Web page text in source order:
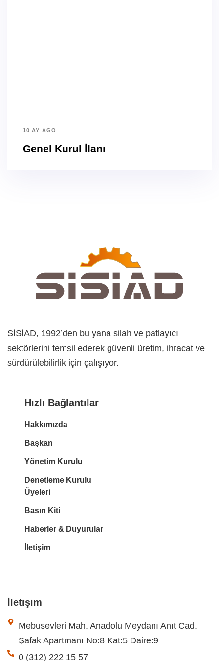
10 AY AGO
Genel Kurul İlanı
SİSİAD, 1992’den bu yana silah ve patlayıcı
sektörlerini temsil ederek güvenli üretim, ihracat ve
sürdürülebilirlik için çalışıyor.
Hızlı Bağlantılar
Hakkımızda
Başkan
Yönetim Kurulu
Denetleme Kurulu
Üyeleri
Basın Kiti
Haberler & Duyurular
İletişim
İletişim
Mebusevleri Mah. Anadolu Meydanı Anıt Cad.
Şafak Apartmanı No:8 Kat:5 Daire:9
0 (312) 222 15 57